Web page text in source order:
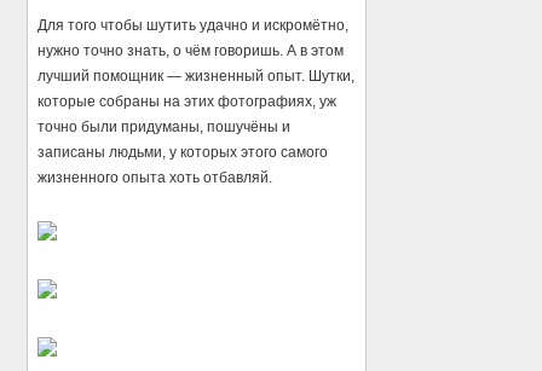
Для того чтобы шутить удачно и искромётно,
нужно точно знать, о чём говоришь. А в этом
лучший помощник — жизненный опыт. Шутки,
которые собраны на этих фотографиях, уж
точно были придуманы, пошучёны и
записаны людьми, у которых этого самого
жизненного опыта хоть отбавляй.